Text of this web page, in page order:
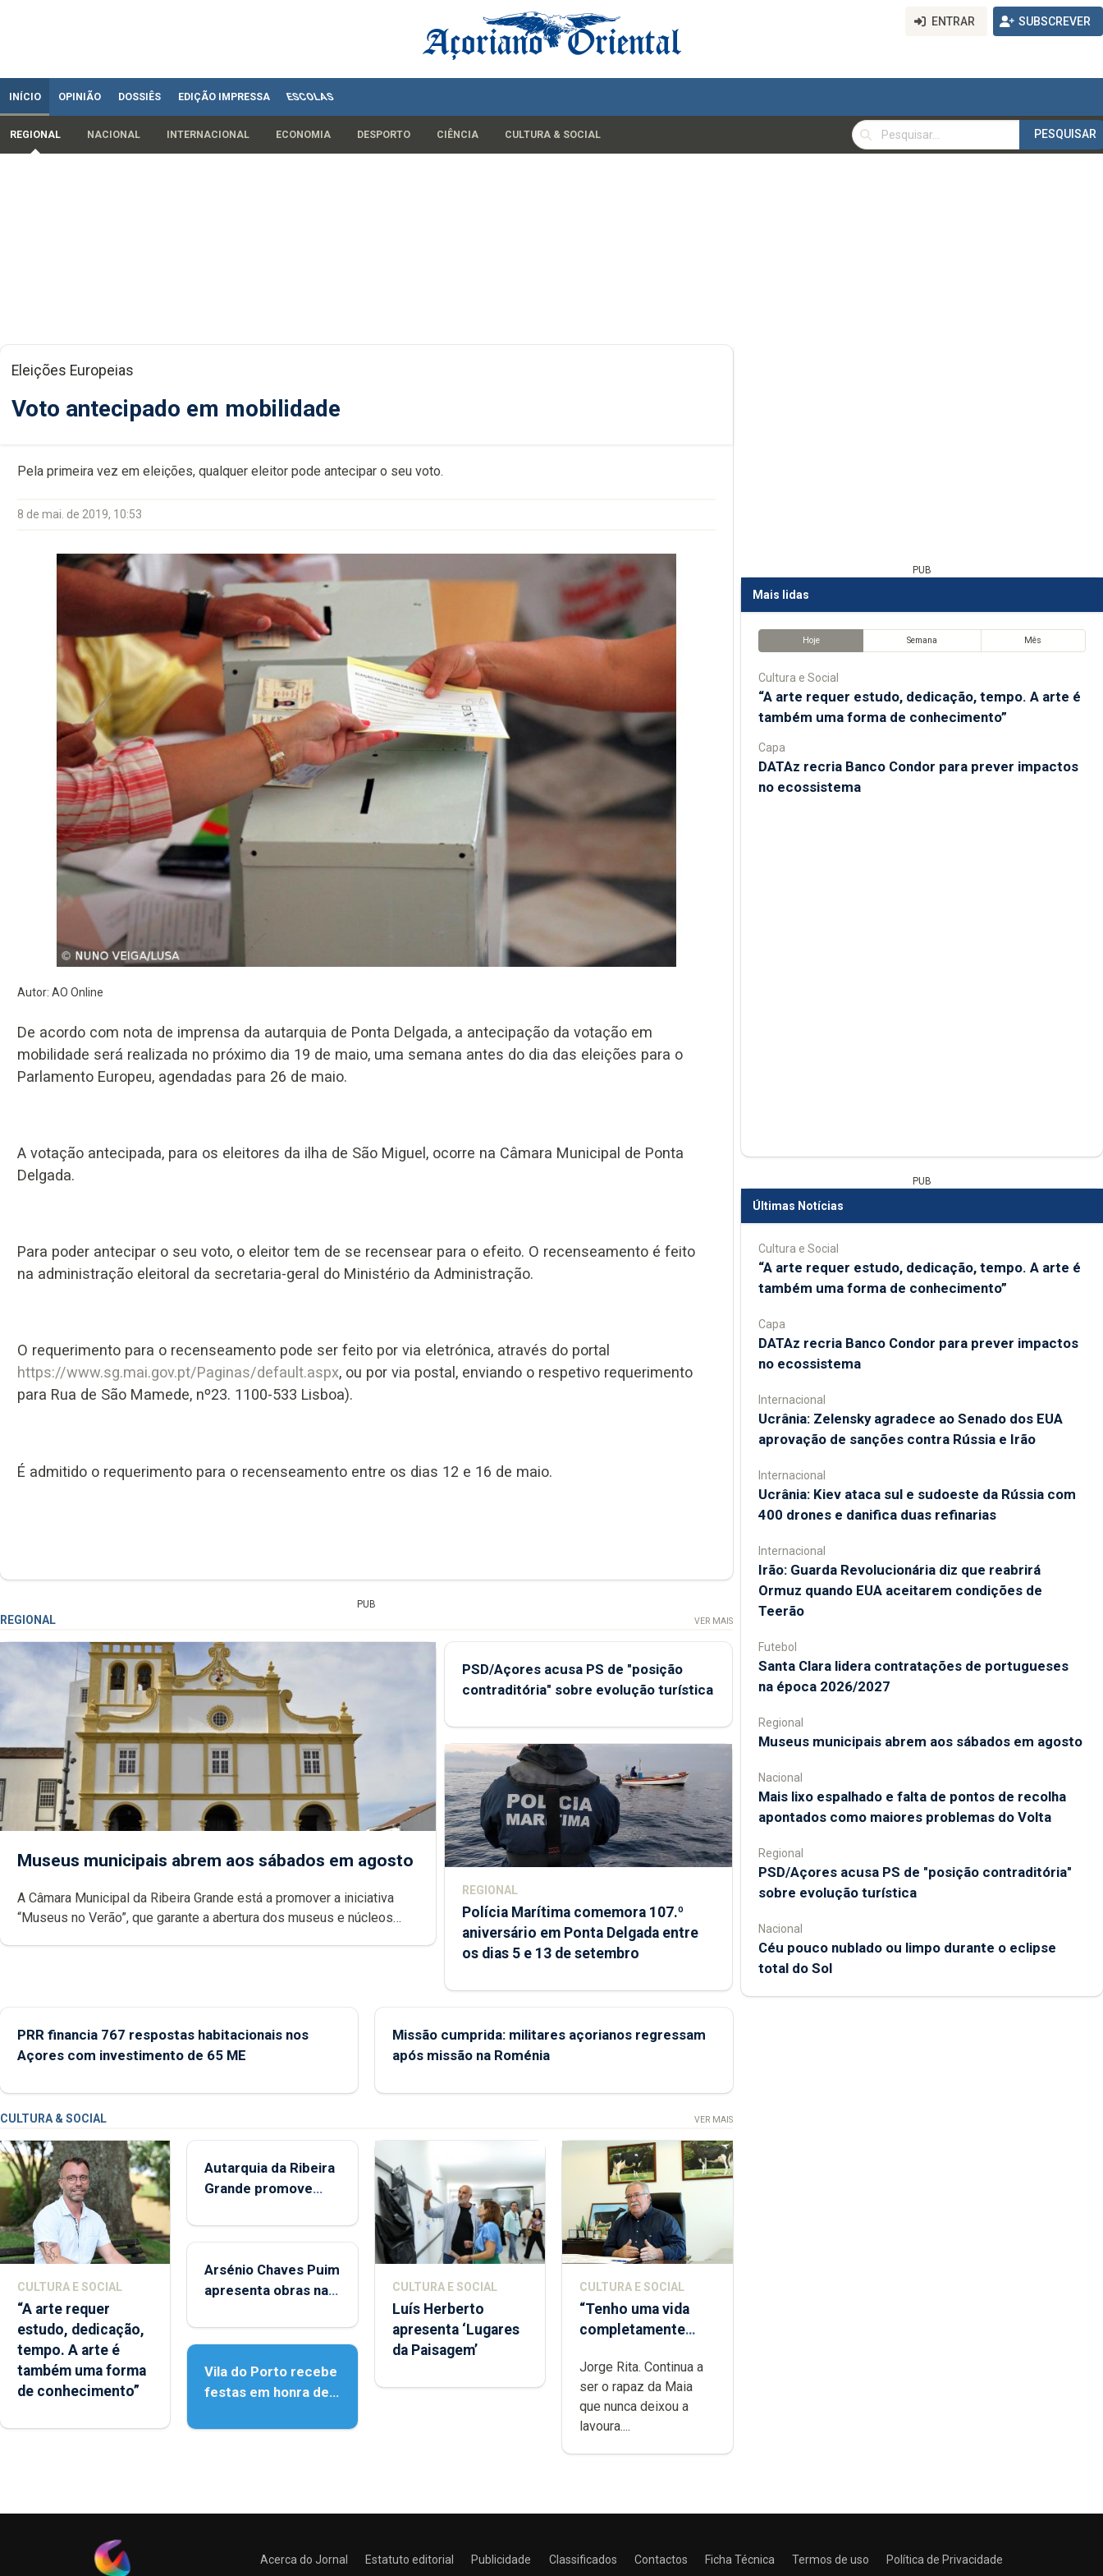
ENTRAR SUBSCREVER
INÍCIO OPINIÃO DOSSIÊS EDIÇÃO IMPRESSA ESCOLAS
REGIONAL NACIONAL INTERNACIONAL ECONOMIA DESPORTO CIÊNCIA CULTURA & SOCIAL
PESQUISAR
PESQUISAR
Eleições Europeias
Voto antecipado em mobilidade
Pela primeira vez em eleições, qualquer eleitor pode antecipar o seu voto.
8 de mai. de 2019, 10:53
Autor: AO Online
De acordo com nota de imprensa da autarquia de Ponta Delgada, a antecipação da votação em
mobilidade será realizada no próximo dia 19 de maio, uma semana antes do dia das eleições para o
Parlamento Europeu, agendadas para 26 de maio.
A votação antecipada, para os eleitores da ilha de São Miguel, ocorre na Câmara Municipal de Ponta
Delgada.
Para poder antecipar o seu voto, o eleitor tem de se recensear para o efeito. O recenseamento é feito
na administração eleitoral da secretaria-geral do Ministério da Administração.
O requerimento para o recenseamento pode ser feito por via eletrónica, através do portal
https://www.sg.mai.gov.pt/Paginas/default.aspx, ou por via postal, enviando o respetivo requerimento
para Rua de São Mamede, nº23. 1100-533 Lisboa).
É admitido o requerimento para o recenseamento entre os dias 12 e 16 de maio.
PUB
REGIONAL VER MAIS
Museus municipais abrem aos sábados em agosto
A Câmara Municipal da Ribeira Grande está a promover a iniciativa
“Museus no Verão”, que garante a abertura dos museus e núcleos
PSD/Açores acusa PS de "posição
contraditória" sobre evolução turística
REGIONAL
Polícia Marítima comemora 107.º
aniversário em Ponta Delgada entre
os dias 5 e 13 de setembro
PRR financia 767 respostas habitacionais nos
Açores com investimento de 65 ME
Missão cumprida: militares açorianos regressam
após missão na Roménia
CULTURA & SOCIAL VER MAIS
CULTURA E SOCIAL
“A arte requer
estudo, dedicação,
tempo. A arte é
também uma forma
de conhecimento”
Autarquia da Ribeira
Grande promove
Verão"
Arsénio Chaves Puim
apresenta obras na
Porto
Vila do Porto recebe
festas em honra de
Assunção
CULTURA E SOCIAL
Luís Herberto
apresenta ‘Lugares
da Paisagem’
CULTURA E SOCIAL
“Tenho uma vida
completamente
dedicação, gosto e
muita paixão”
Jorge Rita. Continua a
ser o rapaz da Maia
que nunca deixou a
lavoura....
PUB
Mais lidas
Hoje Semana Mês
Cultura e Social
“A arte requer estudo, dedicação, tempo. A arte é
também uma forma de conhecimento”
Capa
DATAz recria Banco Condor para prever impactos
no ecossistema
PUB
Últimas Notícias
Cultura e Social
“A arte requer estudo, dedicação, tempo. A arte é
também uma forma de conhecimento”
Capa
DATAz recria Banco Condor para prever impactos
no ecossistema
Internacional
Ucrânia: Zelensky agradece ao Senado dos EUA
aprovação de sanções contra Rússia e Irão
Internacional
Ucrânia: Kiev ataca sul e sudoeste da Rússia com
400 drones e danifica duas refinarias
Internacional
Irão: Guarda Revolucionária diz que reabrirá
Ormuz quando EUA aceitarem condições de
Teerão
Futebol
Santa Clara lidera contratações de portugueses
na época 2026/2027
Regional
Museus municipais abrem aos sábados em agosto
Nacional
Mais lixo espalhado e falta de pontos de recolha
apontados como maiores problemas do Volta
Regional
PSD/Açores acusa PS de "posição contraditória"
sobre evolução turística
Nacional
Céu pouco nublado ou limpo durante o eclipse
total do Sol
Acerca do Jornal Estatuto editorial Publicidade Classificados Contactos Ficha Técnica Termos de uso Política de Privacidade